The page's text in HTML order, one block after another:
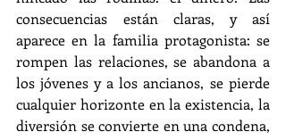
consecuencias están claras, y así
aparece en la familia protagonista: se
rompen las relaciones, se abandona a
los jóvenes y a los ancianos, se pierde
cualquier horizonte en la existencia, la
diversión se convierte en una condena,